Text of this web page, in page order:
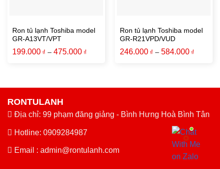
Ron tủ lạnh Toshiba model
GR-A13VT/VPT
199.000 ₫ – 475.000 ₫
Ron tủ lạnh Toshiba model
GR-R21VPD/VUD
246.000 ₫ – 584.000 ₫
RONTULANH
Địa chỉ: 99 phạm đăng giảng - Bình Hưng Hoà Bình Tân
Hotline: 0909284987
Email : admin@rontulanh.com